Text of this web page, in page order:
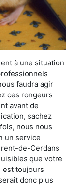
à une situation
faudra agir
ces rongeurs
avant de
sachez
nous nous
un service
de-Cerdans
que votre
est toujours
donc plus